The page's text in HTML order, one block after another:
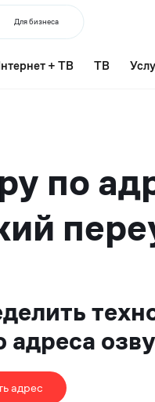
Для бизнеса
+ ТВ ТВ
по
адрес